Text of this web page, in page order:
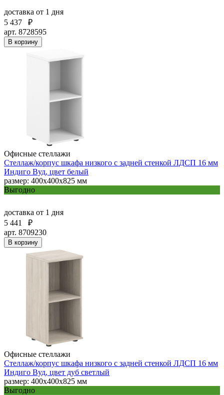
доставка от 1 дня
5 437
₽
арт. 8728595
В корзину
Офисные стеллажи
Стеллаж/корпус шкафа низкого с задней стенкой ЛДСП 16 мм
Индиго Вуд, цвет белый
размер: 400х400х825 мм
Выгодно
доставка от 1 дня
5 441
₽
арт. 8709230
В корзину
Офисные стеллажи
Стеллаж/корпус шкафа низкого с задней стенкой ЛДСП 16 мм
Индиго Вуд, цвет дуб светлый
размер: 400х400х825 мм
Выгодно